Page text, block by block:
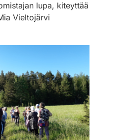
lupa, kiteyttää
Vieltojärvi